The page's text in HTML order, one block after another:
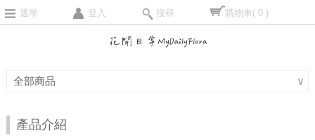
選單 登入 搜尋 購物車( 0 )
全部商品 ∨
產品介紹